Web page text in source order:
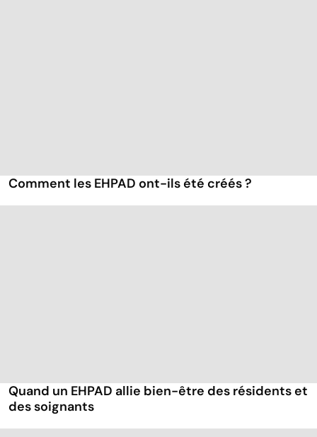
Comment les EHPAD ont-ils été créés ?
Quand un EHPAD allie bien-être des résidents et
des soignants